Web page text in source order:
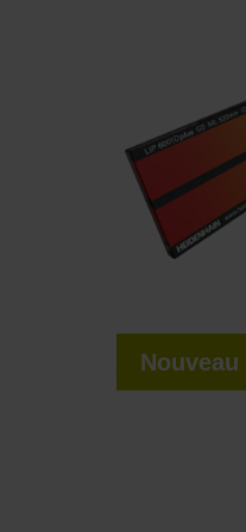
Nouveau